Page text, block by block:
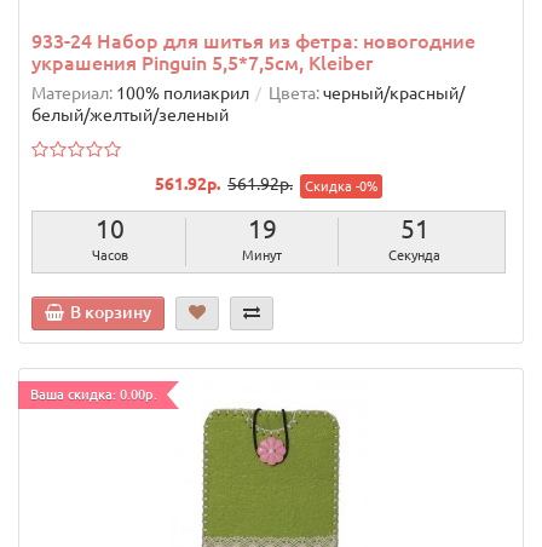
933-24 Набор для шитья из фетра: новогодние
украшения Pinguin 5,5*7,5см, Kleiber
Материал: 100% полиакрил Цвета:черный/красный/
белый/желтый/зеленый
561.92р. 561.92р. Скидка -0%
10
Часов
19
Минут
50
Секунд
В корзину
Ваша скидка: 0.00р.